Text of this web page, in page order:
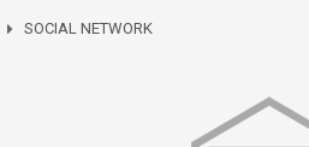
SOCIAL NETWORK